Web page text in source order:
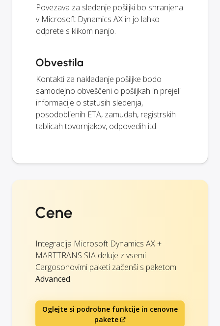
Povezava za sledenje pošiljki bo shranjena
v Microsoft Dynamics AX in jo lahko
odprete s klikom nanjo.
Obvestila
Kontakti za nakladanje pošiljke bodo
samodejno obveščeni o pošiljkah in prejeli
informacije o statusih sledenja,
posodobljenih ETA, zamudah, registrskih
tablicah tovornjakov, odpovedih itd.
Cene
Integracija Microsoft Dynamics AX +
MARTTRANS SIA deluje z vsemi
Cargosonovimi paketi začenši s paketom
Advanced.
Oglejte si podrobne funkcije in cenovne
pakete